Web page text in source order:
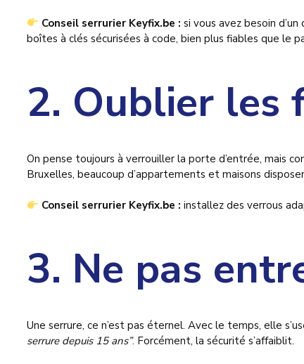
Conseil serrurier Keyfix.be : si vous avez besoin
boîtes à clés sécurisées à code, bien plus fiables que le
2. Oublier les
On pense toujours à verrouiller la porte d’entrée, mais
Bruxelles, beaucoup d’appartements et maisons
Conseil serrurier Keyfix.be : installez des verrous
3. Ne pas
Une serrure, ce n’est pas éternel. Avec le temps, elle
serrure depuis 15 ans”. Forcément, la sécurité s’affaiblit.